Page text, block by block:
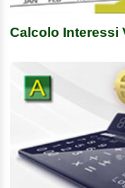
Calcolo Interessi